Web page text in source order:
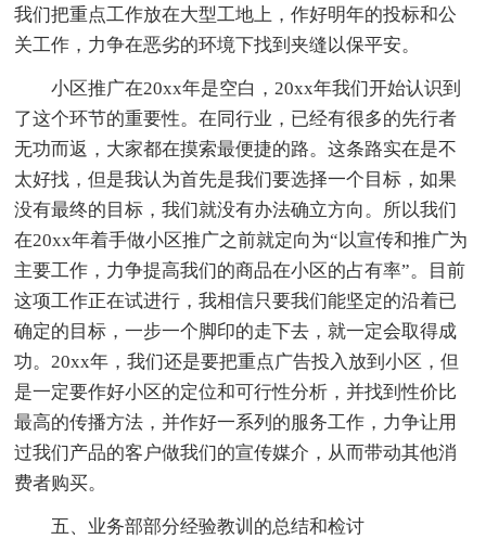
我们把重点工作放在大型工地上，作好明年的投标和公
关工作，力争在恶劣的环境下找到夹缝以保平安。
小区推广在20xx年是空白，20xx年我们开始认识到
了这个环节的重要性。在同行业，已经有很多的先行者
无功而返，大家都在摸索最便捷的路。这条路实在是不
太好找，但是我认为首先是我们要选择一个目标，如果
没有最终的目标，我们就没有办法确立方向。所以我们
在20xx年着手做小区推广之前就定向为“以宣传和推广为
主要工作，力争提高我们的商品在小区的占有率”。目前
这项工作正在试进行，我相信只要我们能坚定的沿着已
确定的目标，一步一个脚印的走下去，就一定会取得成
功。20xx年，我们还是要把重点广告投入放到小区，但
是一定要作好小区的定位和可行性分析，并找到性价比
最高的传播方法，并作好一系列的服务工作，力争让用
过我们产品的客户做我们的宣传媒介，从而带动其他消
费者购买。
五、业务部部分经验教训的总结和检讨